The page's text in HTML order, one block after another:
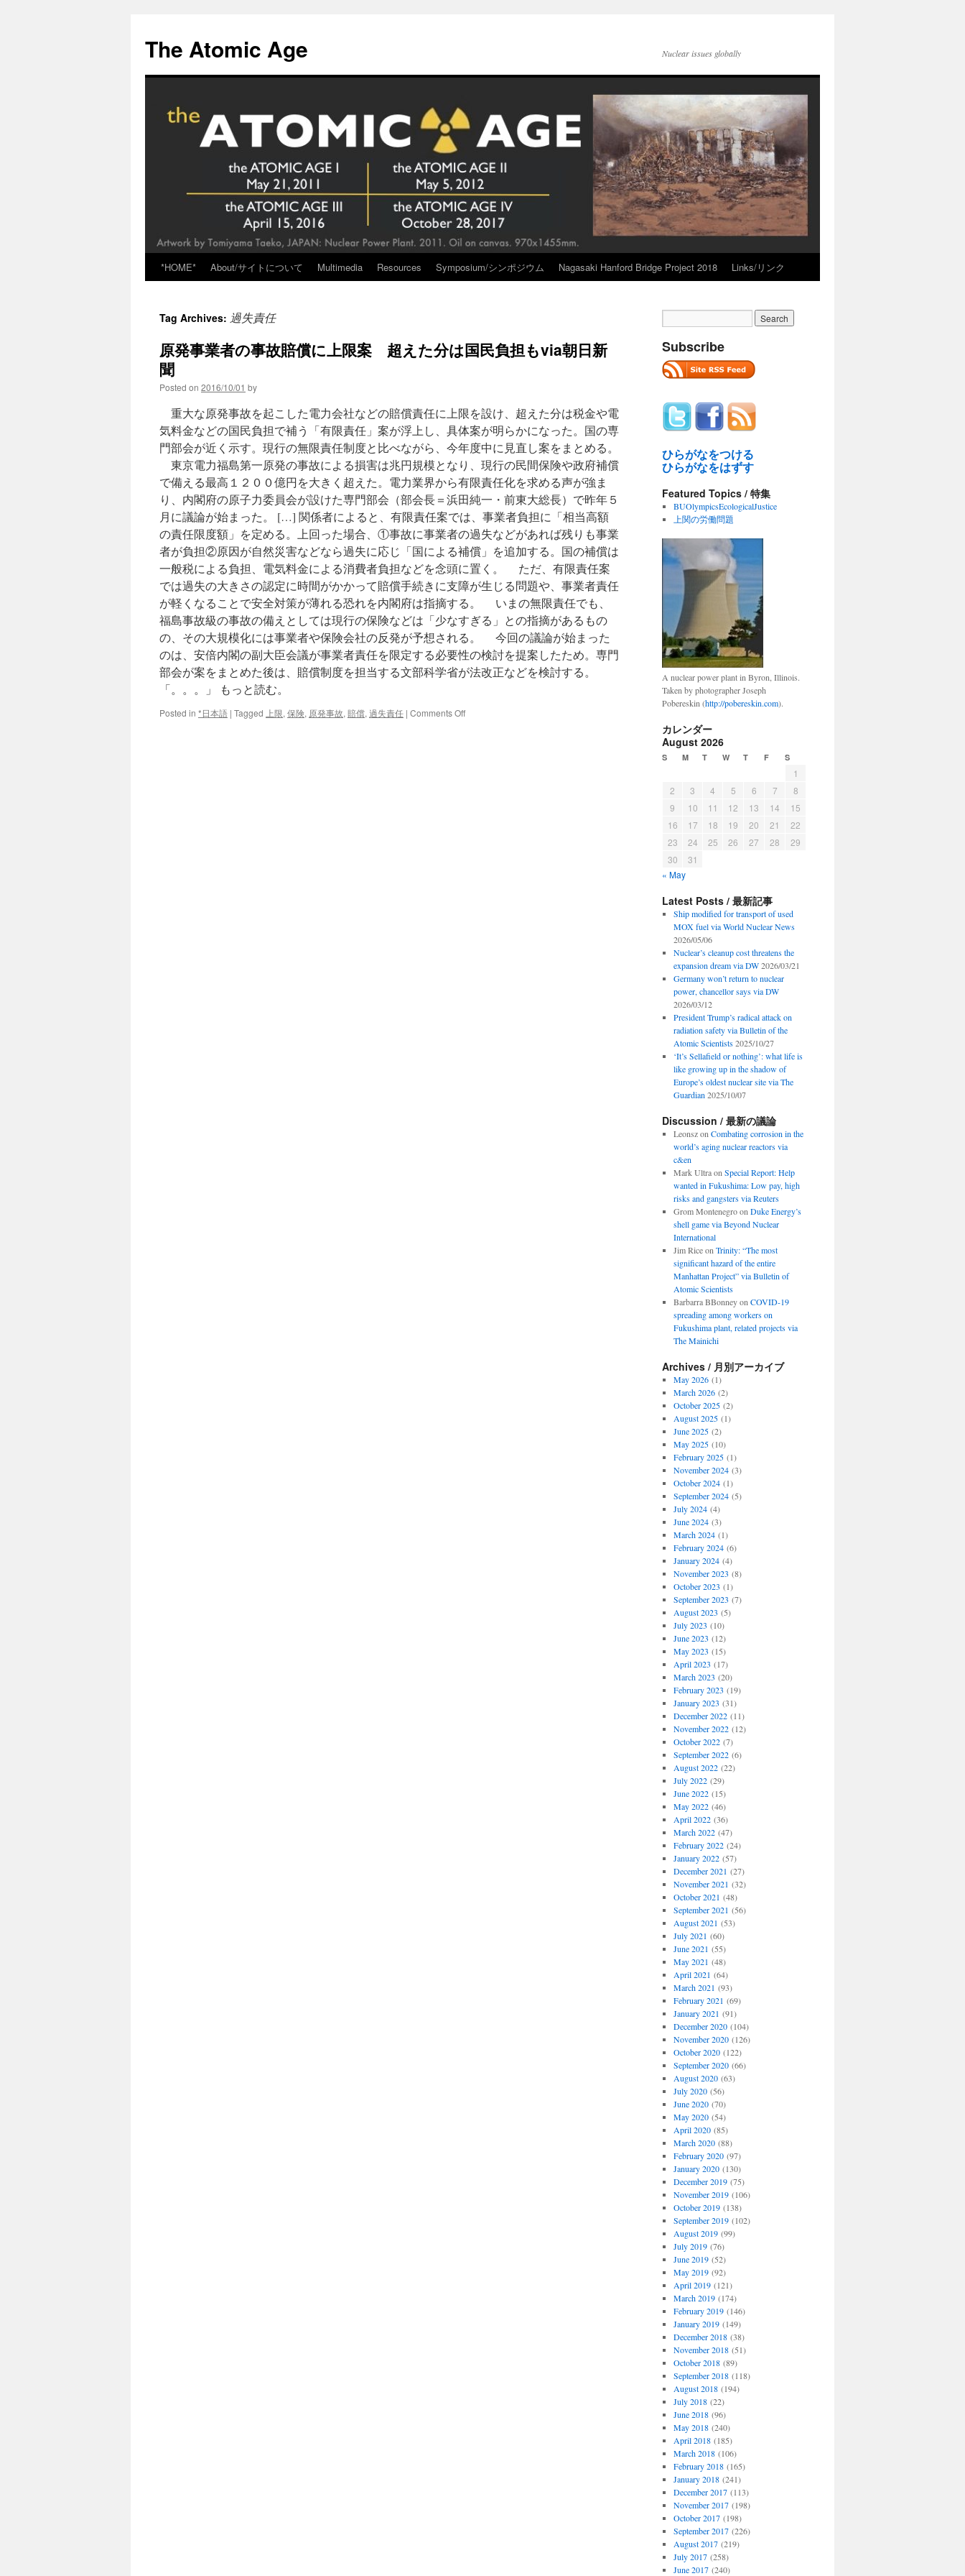
content
The Atomic Age Nuclear issues globally
*HOME* About/サイトについて Multimedia Resources Symposium/シンポジウム Nagasaki Hanford Bridge Project 2018 Links/リンク
Tag Archives: 過失責任
原発事業者の事故賠償に上限案 超えた分は国民負担もvia朝日新
聞
Posted on 2016/10/01 by
重大な原発事故を起こした電力会社などの賠償責任に上限を設け、超えた分は税金や電
気料金などの国民負担で補う「有限責任」案が浮上し、具体案が明らかになった。国の専
門部会が近く示す。現行の無限責任制度と比べながら、今年度中に見直し案をまとめる。
東京電力福島第一原発の事故による損害は兆円規模となり、現行の民間保険や政府補償
で備える最高１２００億円を大きく超えた。電力業界から有限責任化を求める声が強ま
り、内閣府の原子力委員会が設けた専門部会（部会長＝浜田純一・前東大総長）で昨年５
月に議論が始まった。 […] 関係者によると、有限責任案では、事業者負担に「相当高額
の責任限度額」を定める。上回った場合、①事故に事業者の過失などがあれば残りも事業
者が負担②原因が自然災害などなら過失に応じ「国による補償」を追加する。国の補償は
一般税による負担、電気料金による消費者負担などを念頭に置く。 ただ、有限責任案
では過失の大きさの認定に時間がかかって賠償手続きに支障が生じる問題や、事業者責任
が軽くなることで安全対策が薄れる恐れを内閣府は指摘する。 いまの無限責任でも、
福島事故級の事故の備えとしては現行の保険などは「少なすぎる」との指摘があるもの
の、その大規模化には事業者や保険会社の反発が予想される。 今回の議論が始まった
のは、安倍内閣の副大臣会議が事業者責任を限定する必要性の検討を提案したため。専門
部会が案をまとめた後は、賠償制度を担当する文部科学省が法改正などを検討する。
「。。。」 もっと読む。
Posted in *日本語 | Tagged 上限, 保険, 原発事故, 賠償, 過失責任 | Comments Offon
Subscribe
ひらがなをつける
ひらがなをはずす
Featured Topics / 特集
BUOlympicsEcologicalJustice
上関の労働問題
A nuclear power plant in Byron, Illinois.
Taken by photographer Joseph
Pobereskin (http://pobereskin.com).
カレンダー
August 2026
S M T W T F S
1
2
3 4 5 6 7
8
9
10 11 12 13 14
15
16
17 18 19 20 21
22
23
24 25 26 27 28
29
30
31
« May
Latest Posts / 最新記事
Ship modified for transport of used
MOX fuel via World Nuclear News
2026/05/06
Nuclear’s cleanup cost threatens the
expansion dream via DW 2026/03/21
Germany won’t return to nuclear
power, chancellor says via DW
2026/03/12
President Trump’s radical attack on
radiation safety via Bulletin of the
Atomic Scientists 2025/10/27
‘It’s Sellafield or nothing’: what life is
like growing up in the shadow of
Europe’s oldest nuclear site via The
Guardian 2025/10/07
Discussion / 最新の議論
Leonszon Combating corrosion in the
world’s aging nuclear reactors via
c&en
Mark Ultraon Special Report: Help
wanted in Fukushima: Low pay, high
risks and gangsters via Reuters
Grom Montenegroon Duke Energy’s
shell game via Beyond Nuclear
International
Jim Riceon Trinity: “The most
significant hazard of the entire
Manhattan Project” via Bulletin of
Atomic Scientists
Barbarra BBonneyon COVID-19
spreading among workers on
Fukushima plant, related projects via
The Mainichi
Archives / 月別アーカイブ
May 2026(1)
March 2026(2)
October 2025(2)
August 2025(1)
June 2025(2)
May 2025(10)
February 2025(1)
November 2024(3)
October 2024(1)
September 2024(5)
July 2024(4)
June 2024(3)
March 2024(1)
February 2024(6)
January 2024(4)
November 2023 (8)
October 2023 (1)
September 2023 (7)
August 2023 (5)
July 2023 (10)
June 2023 (12)
May 2023 (15)
April 2023 (17)
March 2023 (20)
February 2023 (19)
January 2023 (31)
December 2022(11)
November 2022(12)
October 2022(7)
September 2022(6)
August 2022(22)
July 2022(29)
June 2022(15)
May 2022(46)
April 2022(36)
March 2022(47)
February 2022(24)
January 2022(57)
December 2021 (27)
November 2021 (32)
October 2021 (48)
September 2021 (56)
August 2021 (53)
July 2021 (60)
June 2021 (55)
May 2021 (48)
April 2021 (64)
March 2021 (93)
February 2021 (69)
January 2021 (91)
December 2020(104)
November 2020(126)
October 2020(122)
September 2020(66)
August 2020(63)
July 2020(56)
June 2020(70)
May 2020(54)
April 2020(85)
March 2020(88)
February 2020(97)
January 2020(130)
December 2019(75)
November 2019(106)
October 2019(138)
September 2019(102)
August 2019(99)
July 2019(76)
June 2019(52)
May 2019(92)
April 2019(121)
March 2019(174)
February 2019(146)
January 2019(149)
December 2018(38)
November 2018(51)
October 2018(89)
September 2018(118)
August 2018(194)
July 2018(22)
June 2018(96)
May 2018(240)
April 2018(185)
March 2018(106)
February 2018(165)
January 2018(241)
December 2017(113)
November 2017(198)
October 2017(198)
September 2017(226)
August 2017(219)
July 2017(258)
June 2017(240)